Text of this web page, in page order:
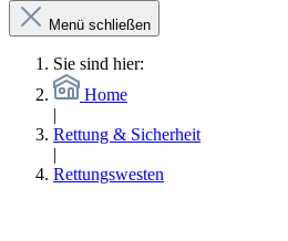
Menü schließen
Sie sind hier:
Home
|
Rettung & Sicherheit
|
Rettungswesten